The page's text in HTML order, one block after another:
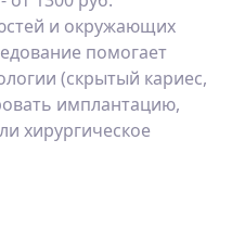
и окружающих
помогает
(скрытый кариес,
имплантацию,
хирургическое